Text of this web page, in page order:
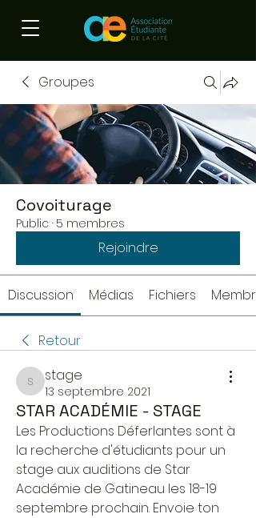
Groupes
Covoiturage
Public · 5 membres
Rejoindre
Discussion Médias Fichiers
Retour
stage
stage
13 septembre 2021
STAR ACADÉMIE - STAGE
Les Productions Déferlantes sont à
la recherche d'étudiants pour un
stage aux auditions de Star
Académie de Gatineau les 18-19
septembre prochain. Envoie ton